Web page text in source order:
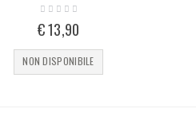
€ 13,90
NON DISPONIBILE